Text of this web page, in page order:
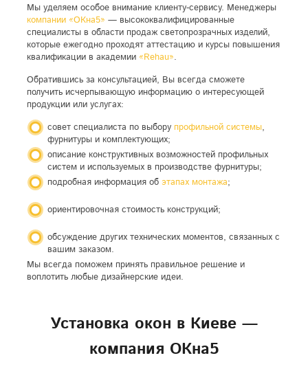
Мы уделяем особое внимание клиенту-сервису. Менеджеры
компании «ОКна5» — высококвалифицированные
специалисты в области продаж светопрозрачных изделий,
которые ежегодно проходят аттестацию и курсы повышения
квалификации в академии «Rehau».
Обратившись за консультацией, Вы всегда сможете
получить исчерпывающую информацию о интересующей
продукции или услугах:
совет специалиста по выбору профильной системы,
фурнитуры и комплектующих;
описание конструктивных возможностей профильных
систем и используемых в производстве фурнитуры;
подробная информация обэтапах монтажа;
ориентировочная стоимость конструкций;
обсуждение других технических моментов, связанных с
вашим заказом.
Мы всегда поможем принять правильное решение и
воплотить любые дизайнерские идеи.
Установка окон в Киеве —
компания ОКна5